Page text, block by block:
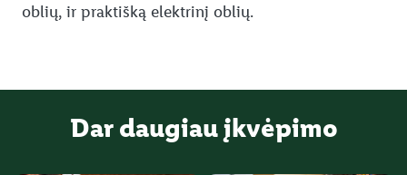
oblių, ir praktišką elektrinį oblių.
Dar daugiau įkvėpimo